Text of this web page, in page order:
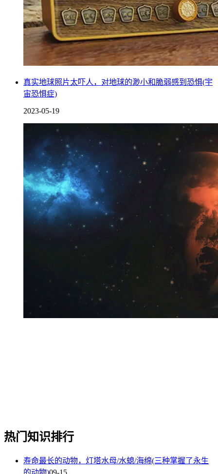
真实地球照片太吓人，对地球的渺小和脆弱感到恐惧(宇
宙恐惧症)
2023-05-19
热门知识排行
寿命最长的动物，灯塔水母/水螅/海绵(三种掌握了永生
的动物)09-15